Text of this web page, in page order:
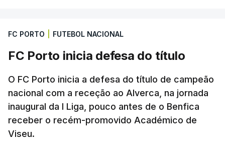
FC PORTO FUTEBOL NACIONAL
FC Porto inicia defesa do título
O FC Porto inicia a defesa do título de campeão
nacional com a receção ao Alverca, na jornada
inaugural da I Liga, pouco antes de o Benfica
receber o recém-promovido Académico de
Viseu.